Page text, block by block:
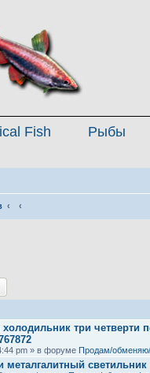
Fish Рыбы
три четверти
pm » в форуме Продам/
светильник